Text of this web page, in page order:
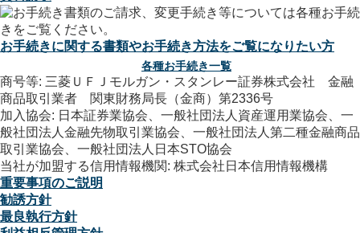
お手続きに関する書類やお手続き方法をご覧になりたい方
各種お手続き一覧
商号等: 三菱ＵＦＪモルガン・スタンレー証券株式会社 金融
商品取引業者 関東財務局長（金商）第2336号
加入協会: 日本証券業協会、一般社団法人資産運用業協会、一
般社団法人金融先物取引業協会、一般社団法人第二種金融商品
取引業協会、一般社団法人日本STO協会
当社が加盟する信用情報機関: 株式会社日本信用情報機構
重要事項のご説明
勧誘方針
最良執行方針